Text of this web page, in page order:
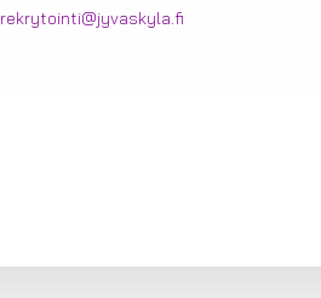
rekrytointi@jyvaskyla.fi